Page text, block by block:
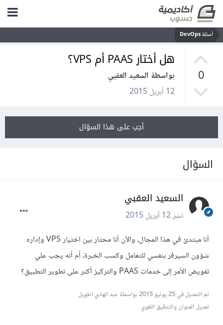
أسئلة DevOps
0
هل أختار PAAS أم VPS؟
بواسطة السعيد العقبي
12 أبريل 2015
أجب على هذا السؤال
السؤال
السعيد العقبي
نشر12 أبريل 2015
أنا مبتدئ في هذا المجال، والآن أنا محتار بين اختيار VPS وإداره
شؤون السيرفر بنفسي للتعامل وكسب الخبرة، أم أنه يجب علي
تفويض الأمر إلى خدمات PAAS والتركيز أكثر على تطوير التطبيق؟
تم التعديل في25 يونيو 2015
بواسطة عبد الهادي اطويل
تعديل العنوان والتدقيق اللغوي